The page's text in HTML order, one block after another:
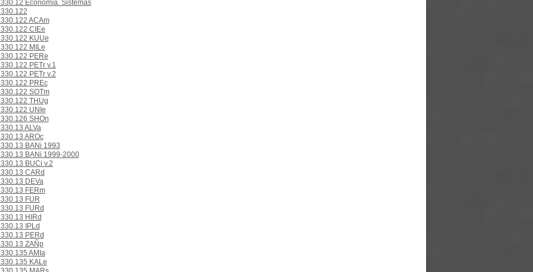
330.12 Economía. Sistemas
330.122
330.122 ACAm
330.122 CIEe
330.122 KUUe
330.122 MILe
330.122 PERe
330.122 PETr v.1
330.122 PETr v.2
330.122 PREc
330.122 SOTm
330.122 THUg
330.122 UNIe
330.126 SHOn
330.13 ALVa
330.13 AROc
330.13 BANi 1993
330.13 BANi 1999-2000
330.13 BUCi v.2
330.13 CARd
330.13 DEVa
330.13 FERm
330.13 FUR
330.13 FURd
330.13 HIRd
330.13 IPLd
330.13 PERd
330.13 ZAÑp
330.135 AMIa
330.135 KALe